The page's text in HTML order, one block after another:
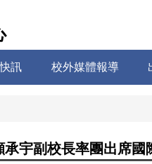
訊 校外媒體報導
宇副校長率團出席國